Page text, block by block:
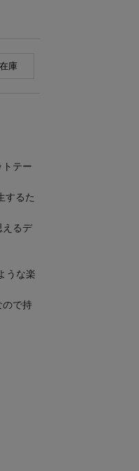
庫
トテー
するた
えるデ
うな楽
ので持